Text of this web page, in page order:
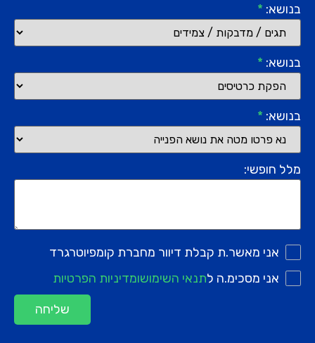
בנושא: *
בנושא: *
בנושא: *
מלל חופשי:
אני מאשר.ת קבלת דיוור מחברת קומפיוטרגרד
אני מסכימ.ה לתנאי השימושומדיניות הפרטיות
שליחה